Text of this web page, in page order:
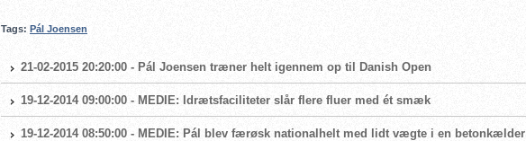
Tags: Pál Joensen
21-02-2015 20:20:00 - Pál Joensen træner helt igennem op til Danish Open
19-12-2014 09:00:00 - MEDIE: Idrætsfaciliteter slår flere fluer med ét smæk
19-12-2014 08:50:00 - MEDIE: Pál blev færøsk nationalhelt med lidt vægte i en betonkælder